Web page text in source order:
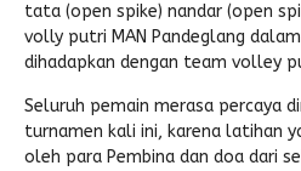
tata (open spike) nandar (open
volly putri MAN Pandeglang
dihadapkan dengan team volley
Seluruh pemain merasa percaya
turnamen kali ini, karena latihan
oleh para Pembina dan doa dari